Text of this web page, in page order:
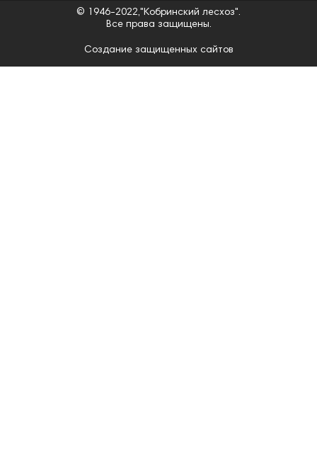
© 1946-2022,"Кобринский лесхоз".
Все права защищены.
Создание защищенных сайтов